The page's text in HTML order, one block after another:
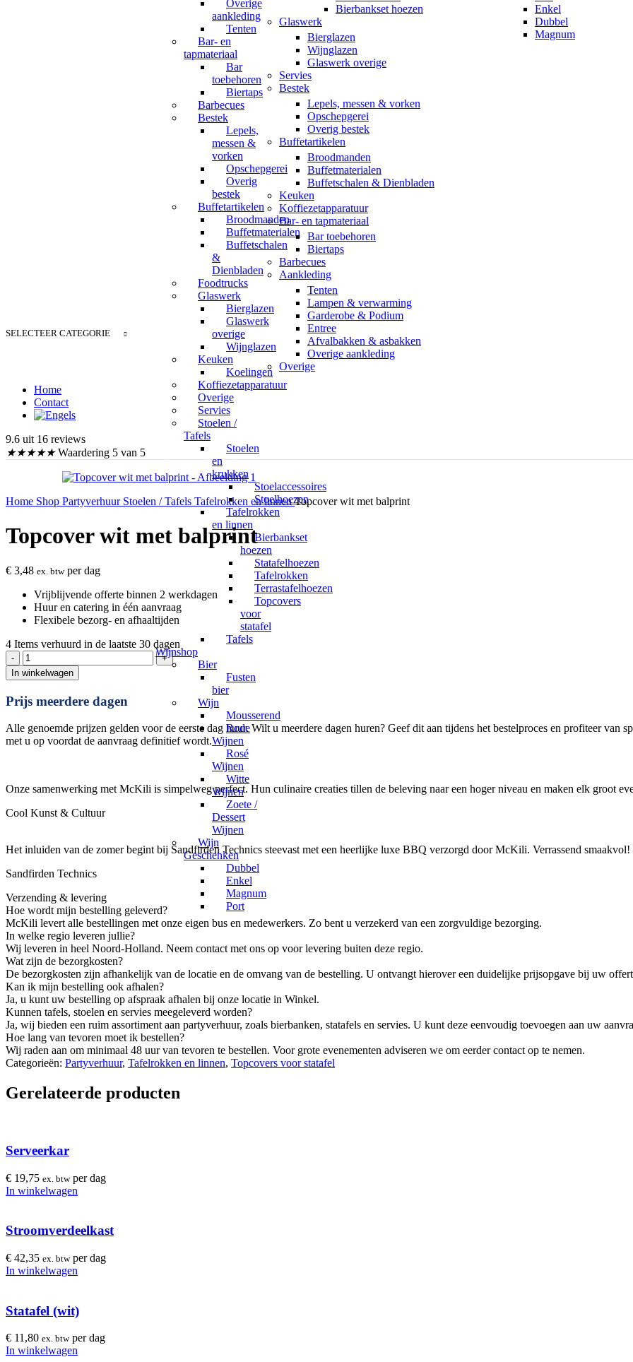
SELECTEER CATEGORIE
Overige
aankleding
Tenten
Bar- en
tapmateriaal
Bar
toebehoren
Biertaps
Barbecues
Bestek
Lepels,
messen &
vorken
Opschepgerei
Overig
bestek
Buffetartikelen
Broodmanden
Buffetmaterialen
Buffetschalen
&
Dienbladen
Foodtrucks
Glaswerk
Bierglazen
Glaswerk
overige
Wijnglazen
Keuken
Koelingen
Koffiezetapparatuur
Overige
Servies
Stoelen /
Tafels
Stoelen
en
krukken
Stoelaccessoires
Stoelhoezen
Tafelrokken
en linnen
Bierbankset
hoezen
Statafelhoezen
Tafelrokken
Terrastafelhoezen
Topcovers
voor
statafel
Tafels
Wijnshop
Bier
Fusten
bier
Wijn
Mousserend
Rode
Wijnen
Rosé
Wijnen
Witte
Wijnen
Zoete /
Dessert
Wijnen
Wijn
Geschenken
Dubbel
Enkel
Magnum
Port
Bierbankset hoezen
Glaswerk
Bierglazen
Wijnglazen
Glaswerk overige
Servies
Bestek
Lepels, messen & vorken
Opschepgerei
Overig bestek
Buffetartikelen
Broodmanden
Buffetmaterialen
Buffetschalen & Dienbladen
Keuken
Koffiezetapparatuur
Bar- en tapmateriaal
Bar toebehoren
Biertaps
Barbecues
Aankleding
Tenten
Lampen & verwarming
Garderobe & Podium
Entree
Afvalbakken & asbakken
Overige aankleding
Overige
Enkel
Dubbel
Magnum
Home
Contact
9.6 uit 16 reviews
★★★★★ Waardering 5 van 5
Home Shop Partyverhuur Stoelen / Tafels Tafelrokken en linnenTopcover wit met balprint
Topcover wit met balprint
€ 3,48 ex. btwper dag
Vrijblijvende offerte binnen 2 werkdagen
Huur en catering in één aanvraag
Flexibele bezorg- en afhaaltijden
4 Items verhuurd in de laatste 30 dagen
Topcover
wit
met
balprint
aantal
In winkelwagen
Prijs meerdere dagen
Alle genoemde prijzen gelden voor de eerste dag huur. Wilt u meerdere dagen huren? Geef dit aan tijdens het bestelproces en profiteer van
met u op voordat de aanvraag definitief wordt.
Onze samenwerking met McKili is simpelweg perfect. Hun culinaire creaties tillen de beleving naar een hoger niveau en maken elk groot
Cool Kunst & Cultuur
Het inluiden van de zomer begint bij Sandfirden Technics steevast met een heerlijke luxe BBQ verzorgd door McKili. Verrassend smaakvol!
Sandfirden Technics
Verzending & levering
Hoe wordt mijn bestelling geleverd?
McKili levert alle bestellingen met onze eigen bus en medewerkers. Zo bent u verzekerd van een zorgvuldige bezorging.
In welke regio leveren jullie?
Wij leveren in heel Noord-Holland. Neem contact met ons op voor levering buiten deze regio.
Wat zijn de bezorgkosten?
De bezorgkosten zijn afhankelijk van de locatie en de omvang van de bestelling. U ontvangt hierover een duidelijke prijsopgave bij uw
Kan ik mijn bestelling ook afhalen?
Ja, u kunt uw bestelling op afspraak afhalen bij onze locatie in Winkel.
Kunnen tafels, stoelen en servies meegeleverd worden?
Ja, wij bieden een ruim assortiment aan partyverhuur, zoals bierbanken, statafels en servies. U kunt deze eenvoudig toevoegen aan uw
Hoe lang van tevoren moet ik bestellen?
Wij raden aan om minimaal 48 uur van tevoren te bestellen. Voor grote evenementen adviseren we om eerder contact op te nemen.
Categorieën: Partyverhuur, Tafelrokken en linnen, Topcovers voor statafel
Gerelateerde producten
Serveerkar
€ 19,75 ex. btwper dag
In winkelwagen
Stroomverdeelkast
€ 42,35 ex. btwper dag
In winkelwagen
Statafel (wit)
€ 11,80 ex. btwper dag
In winkelwagen